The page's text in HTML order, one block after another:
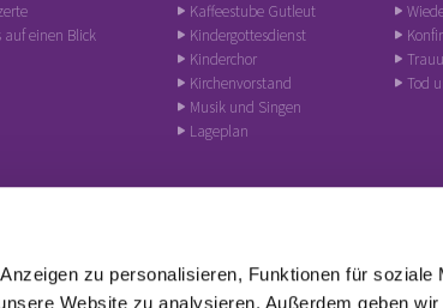
zu personalisieren, Funktionen für soziale
Website zu analysieren. Außerdem geben wir
auf einen Blick
Kaffeestube Gutleut
Kindergottesdienst
Kinderchor
Kirchenvorstand
Musik und Singen
Lageplan
Tod